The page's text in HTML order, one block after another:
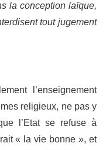
la conception laïque,
tout jugement
l’enseignement
religieux, ne pas y
l’Etat se refuse à
« la vie bonne », et